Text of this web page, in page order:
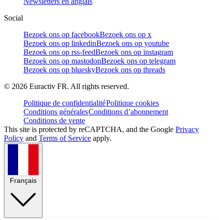
Social
Bezoek ons op facebookBezoek ons op x
Bezoek ons op linkedinBezoek ons op youtube
Bezoek ons op rss-feedBezoek ons op instagram
Bezoek ons op mastodonBezoek ons op telegram
Bezoek ons op blueskyBezoek ons op threads
© 2026 Euractiv FR. All rights reserved.
Politique de confidentialitéPolitique cookies
Conditions généralesConditions d’abonnement
Conditions de vente
This site is protected by reCAPTCHA, and the Google Privacy
Policy and Terms of Service apply.
Français